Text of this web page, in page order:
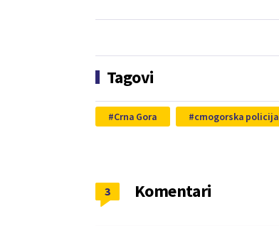
Tagovi
Crna Gora crnogorska policija
Komentari
3